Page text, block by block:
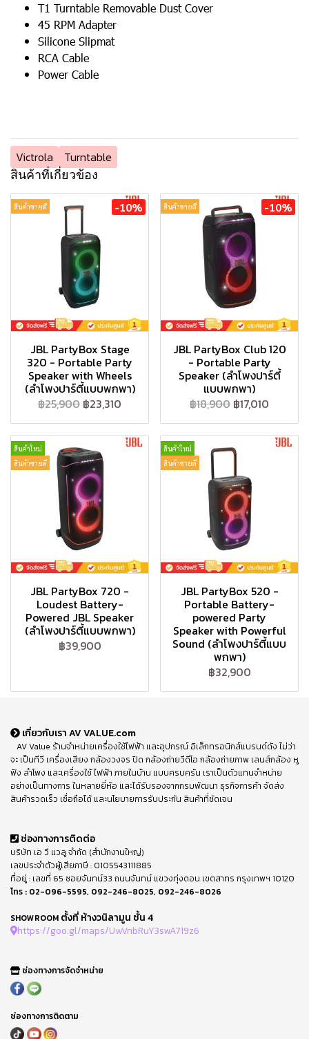
T1 Turntable Removable Dust Cover
45 RPM Adapter
Silicone Slipmat
RCA Cable
Power Cable
Victrola Turntable
สินค้าที่เกี่ยวข้อง
สินค้าขายดี -10%
JBL PartyBox Stage
320 - Portable Party
Speaker with Wheels
(ลำโพงปาร์ตี้แบบพกพา)
฿25,900 ฿23,310
สินค้าขายดี -10%
JBL PartyBox Club 120
- Portable Party
Speaker (ลำโพงปาร์ตี้
แบบพกพา)
฿18,900 ฿17,010
สินค้าใหม่
สินค้าขายดี
JBL PartyBox 720 -
Loudest Battery-
Powered JBL Speaker
(ลำโพงปาร์ตี้แบบพกพา)
฿39,900
สินค้าใหม่
สินค้าขายดี
JBL PartyBox 520 -
Portable Battery-
powered Party
Speaker with Powerful
Sound (ลำโพงปาร์ตี้แบบ
พกพา)
฿32,900
เกี่ยวกับเรา AV VALUE.com
AV Value ร้านจำหน่ายเครื่องใช้ไฟฟ้า และอุปกรณ์ อิเล็กทรอนิกส์แบรนด์ดัง ไม่ว่า
จะ เป็นทีวี เครื่องเสียง กล้องวงจร ปิด กล้องถ่ายวีดีโอ กล้องถ่ายภาพ เลนส์กล้อง หู
ฟัง ลำโพง และเครื่องใช้ ไฟฟ้า ภายในบ้าน แบบครบครัน เราเป็นตัวแทนจำหน่าย
อย่างเป็นทางการ ในหลายยี่ห้อ และได้รับรองจากกรมพัฒนา ธุรกิจการค้า จัดส่ง
สินค้ารวดเร็ว เชื่อถือได้ และนโยบายการรับประกัน สินค้าที่ชัดเจน
ช่องทางการติดต่อ
บริษัท เอ วี แวลู จำกัด (สำนักงานใหญ่)
เลขประจำตัวผู้เสียภาษี : 0105543111885
ที่อยู่ : เลขที่ 65 ซอยจันทน์33 ถนนจันทน์ แขวงทุ่งดอน เขตสาทร กรุงเทพฯ 10120
โทร : 02-096-5595, 092-246-8025, 092-246-8026
SHOWROOM ตั้งที่ ห้างวนิลามูน ชั้น 4
https://goo.gl/maps/UwVnbRuY3swA719z6
ช่องทางการจัดจำหน่าย
ช่องทางการติดตาม